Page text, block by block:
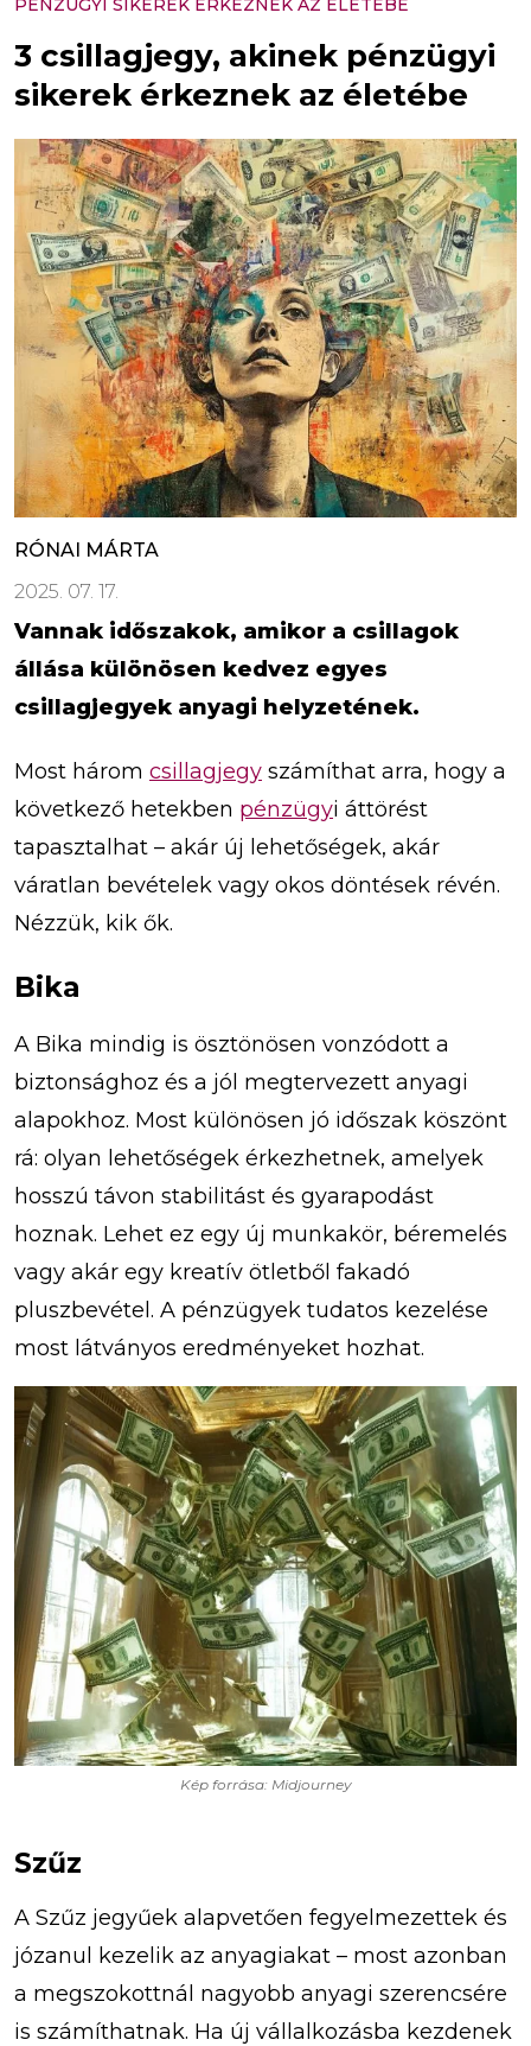
PÉNZÜGYI SIKEREK ÉRKEZNEK AZ ÉLETÉBE
3 csillagjegy, akinek pénzügyi
sikerek érkeznek az életébe
RÓNAI MÁRTA
2025. 07. 17.
Vannak időszakok, amikor a csillagok
állása különösen kedvez egyes
csillagjegyek anyagi helyzetének.
Most három csillagjegy számíthat arra, hogy a
következő hetekben pénzügyi áttörést
tapasztalhat – akár új lehetőségek, akár
váratlan bevételek vagy okos döntések révén.
Nézzük, kik ők.
Bika
A Bika mindig is ösztönösen vonzódott a
biztonsághoz és a jól megtervezett anyagi
alapokhoz. Most különösen jó időszak köszönt
rá: olyan lehetőségek érkezhetnek, amelyek
hosszú távon stabilitást és gyarapodást
hoznak. Lehet ez egy új munkakör, béremelés
vagy akár egy kreatív ötletből fakadó
pluszbevétel. A pénzügyek tudatos kezelése
most látványos eredményeket hozhat.
Kép forrása: Midjourney
Szűz
A Szűz jegyűek alapvetően fegyelmezettek és
józanul kezelik az anyagiakat – most azonban
a megszokottnál nagyobb anyagi szerencsére
is számíthatnak. Ha új vállalkozásba kezdenek